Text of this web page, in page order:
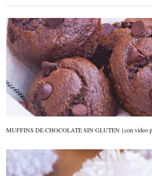
MUFFINS DE CHOCOLATE SIN GLUTEN {con video